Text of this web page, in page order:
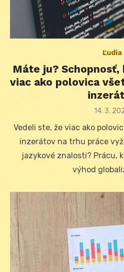
Ľudia
Máte ju?
viac ako polovica
Posted
14. 3.
Vedeli ste, že viac ako
inzerátov na trhu práce
jazykové znalosti? Prácu,
výhod